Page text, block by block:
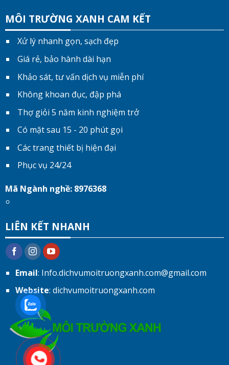
MÔI TRƯỜNG XANH CAM KẾT
Xử lý nhanh gọn, sạch đẹp
Giá rẻ, bảo hành dài hạn
Khảo sát, tư vấn dịch vụ miễn phí
Không khoan đục, đập phá
Thợ giỏi 5 năm kinh nghiệm trở
Có mặt sau 15 - 20 phút gọi
Các trang thiết bị hiện đại
Phục vụ 24/24
Mã Ngành nghề: 8976368
LIÊN KẾT NHANH
Email: Info.dichvumoitruongxanh.com@gmail.com
Website: dichvumoitruongxanh.com